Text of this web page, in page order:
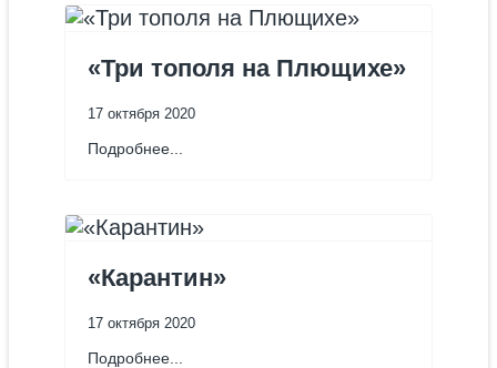
«Три тополя на Плющихе»
17 октября 2020
Подробнее...
«Карантин»
17 октября 2020
Подробнее...